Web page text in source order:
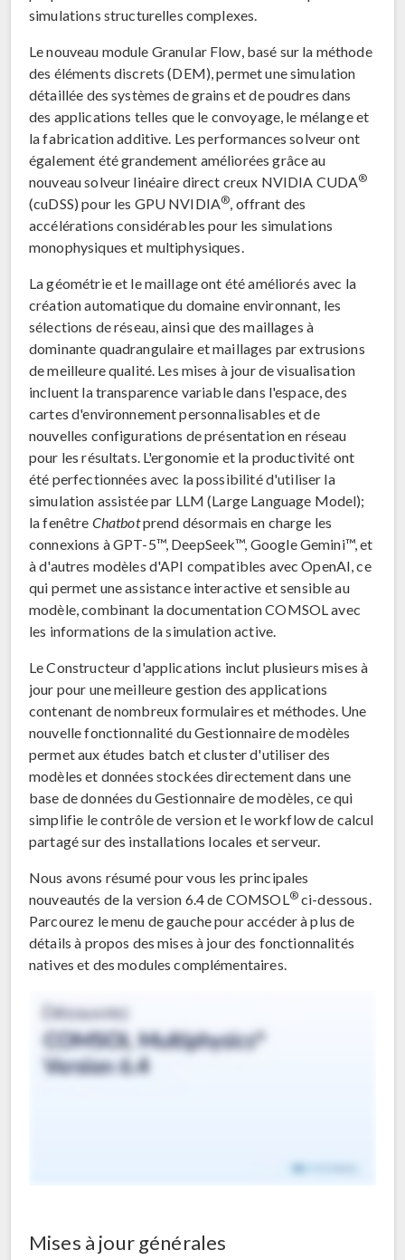
simulations structurelles complexes.
Le nouveau module Granular Flow, basé sur la méthode
des éléments discrets (DEM), permet une simulation
détaillée des systèmes de grains et de poudres dans
des applications telles que le convoyage, le mélange et
la fabrication additive. Les performances solveur ont
également été grandement améliorées grâce au
nouveau solveur linéaire direct creux NVIDIA CUDA®
(cuDSS) pour les GPU NVIDIA®, offrant des
accélérations considérables pour les simulations
monophysiques et multiphysiques.
La géométrie et le maillage ont été améliorés avec la
création automatique du domaine environnant, les
sélections de réseau, ainsi que des maillages à
dominante quadrangulaire et maillages par extrusions
de meilleure qualité. Les mises à jour de visualisation
incluent la transparence variable dans l'espace, des
cartes d'environnement personnalisables et de
nouvelles configurations de présentation en réseau
pour les résultats. L'ergonomie et la productivité ont
été perfectionnées avec la possibilité d'utiliser la
simulation assistée par LLM (Large Language Model);
la fenêtre Chatbotprend désormais en charge les
connexions à GPT-5™, DeepSeek™, Google Gemini™, et
à d'autres modèles d'API compatibles avec OpenAI, ce
qui permet une assistance interactive et sensible au
modèle, combinant la documentation COMSOL avec
les informations de la simulation active.
Le Constructeur d'applications inclut plusieurs mises à
jour pour une meilleure gestion des applications
contenant de nombreux formulaires et méthodes. Une
nouvelle fonctionnalité du Gestionnaire de modèles
permet aux études batch et cluster d'utiliser des
modèles et données stockées directement dans une
base de données du Gestionnaire de modèles, ce qui
simplifie le contrôle de version et le workflow de calcul
partagé sur des installations locales et serveur.
Nous avons résumé pour vous les principales
nouveautés de la version 6.4 de COMSOL®ci-dessous.
Parcourez le menu de gauche pour accéder à plus de
détails à propos des mises à jour des fonctionnalités
natives et des modules complémentaires.
Mises à jour générales